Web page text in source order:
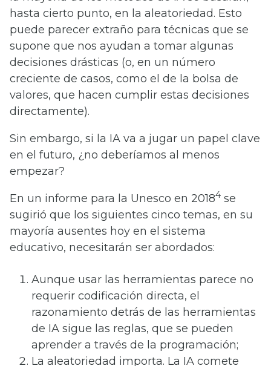
hasta cierto punto, en la aleatoriedad. Esto
puede parecer extraño para técnicas que se
supone que nos ayudan a tomar algunas
decisiones drásticas (o, en un número
creciente de casos, como el de la bolsa de
valores, que hacen cumplir estas decisiones
directamente).
Sin embargo, si la IA va a jugar un papel clave
en el futuro, ¿no deberíamos al menos
empezar?
En un informe para la Unesco en 20184 se
sugirió que los siguientes cinco temas, en su
mayoría ausentes hoy en el sistema
educativo, necesitarán ser abordados:
Aunque usar las herramientas parece no
requerir codificación directa, el
razonamiento detrás de las herramientas
de IA sigue las reglas, que se pueden
aprender a través de la programación;
La aleatoriedad importa. La IA comete